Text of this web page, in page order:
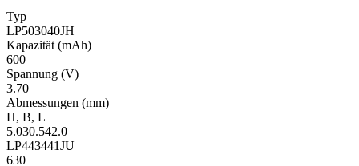
Typ
LP503040JH
Kapa­zität (mAh)
600
Span­nung (V)
3.70
Ab­mes­sungen (mm)
H, B, L
5.030.542.0
LP443441JU
630